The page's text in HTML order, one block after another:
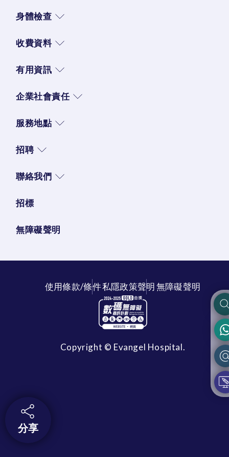
身體檢查
收費資料
有用資訊
企業社會責任
服務地點
招聘
聯絡我們
招標
無障礙聲明
使用條款/條件私隱政策聲明無障礙聲明
Copyright © Evangel Hospital.
分享